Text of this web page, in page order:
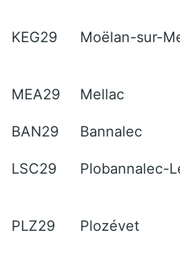
KEG29 Moëlan-sur-
MEA29 Mellac
BAN29 Bannalec
LSC29 Plobannalec-
PLZ29 Plozévet